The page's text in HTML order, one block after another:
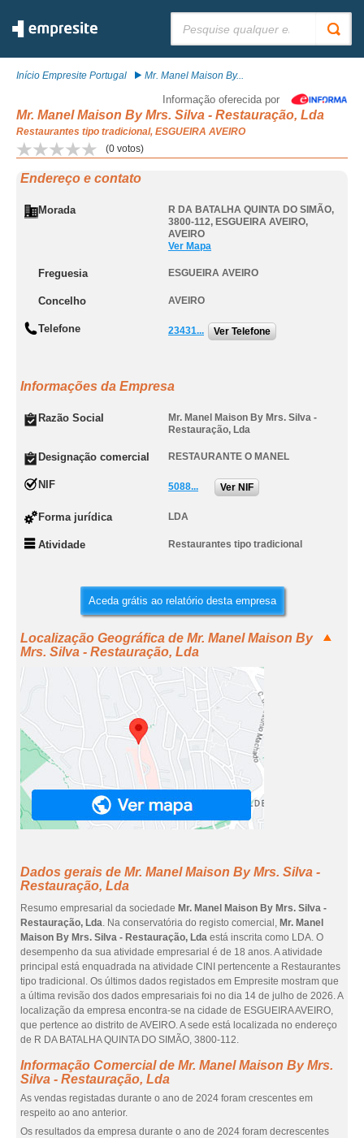
Início Empresite Portugal Mr. Manel Maison By...
Informação oferecida por
Mr. Manel Maison By Mrs. Silva - Restauração, Lda
Restaurantes tipo tradicional, ESGUEIRA AVEIRO
(0 votos)
Endereço e contato
Morada
R DA BATALHA QUINTA DO SIMÃO,
3800-112, ESGUEIRA AVEIRO,
AVEIRO
Ver Mapa
Freguesia ESGUEIRA AVEIRO
Concelho AVEIRO
Telefone 23431... Ver Telefone
Informações da Empresa
Razão Social
Mr. Manel Maison By Mrs. Silva -
Restauração, Lda
Designação comercial RESTAURANTE O MANEL
NIF 5088... Ver NIF
Forma jurídica LDA
Atividade Restaurantes tipo tradicional
Aceda grátis ao relatório desta empresa
Localização Geográfica de Mr. Manel Maison By
Mrs. Silva - Restauração, Lda
Dados gerais de Mr. Manel Maison By Mrs. Silva -
Restauração, Lda
Resumo empresarial da sociedade Mr. Manel Maison By Mrs. Silva -
Restauração, Lda. Na conservatória do registo comercial, Mr. Manel
Maison By Mrs. Silva - Restauração, Lda está inscrita como LDA. O
desempenho da sua atividade empresarial é de 18 anos. A atividade
principal está enquadrada na atividade CINI pertencente a Restaurantes
tipo tradicional. Os últimos dados registados em Empresite mostram que
a última revisão dos dados empresariais foi no dia 14 de julho de 2026. A
localização da empresa encontra-se na cidade de ESGUEIRA AVEIRO,
que pertence ao distrito de AVEIRO. A sede está localizada no endereço
de R DA BATALHA QUINTA DO SIMÃO, 3800-112.
Informação Comercial de Mr. Manel Maison By Mrs.
Silva - Restauração, Lda
As vendas registadas durante o ano de 2024 foram crescentes em
respeito ao ano anterior.
Os resultados da empresa durante o ano de 2024 foram decrescentes